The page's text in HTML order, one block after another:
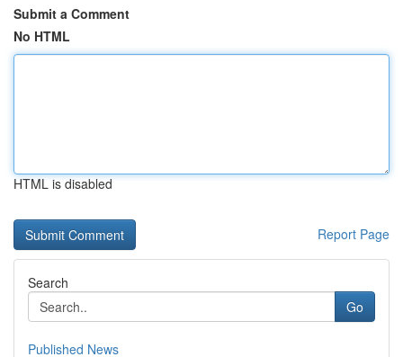
Submit a Comment
No HTML
HTML is disabled
Report Page
Search
Go
Published News